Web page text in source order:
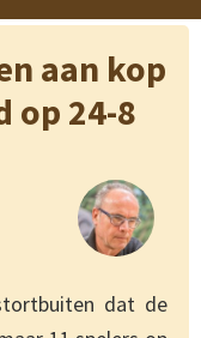
aan kop
op 24-8
dat de